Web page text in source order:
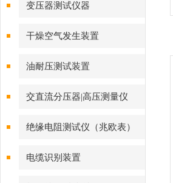
变压器测试仪器
干燥空气发生装置
油耐压测试装置
交直流分压器|高压测量仪
绝缘电阻测试仪（兆欧表）
电缆识别装置